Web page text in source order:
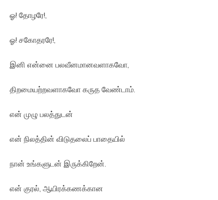
ஓ! தோழரே!,
ஓ! சகோதரரே!,
இனி என்னை பலவீனமானவளாகவோ,
திறமையற்றவளாகவோ கருத வேண்டாம்.
என் முழு பலத்துடன்
என் நிலத்தின் விடுதலைப் பாதையில்
நான் உங்களுடன் இருக்கிறேன்.
என் குரல், ஆயிரக்கணக்கான